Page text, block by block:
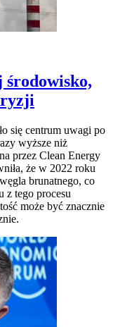
się centrum uwagi po
wyższe niż
przez Clean Energy
że w 2022 roku
brunatnego, co
z tego procesu
może być znacznie